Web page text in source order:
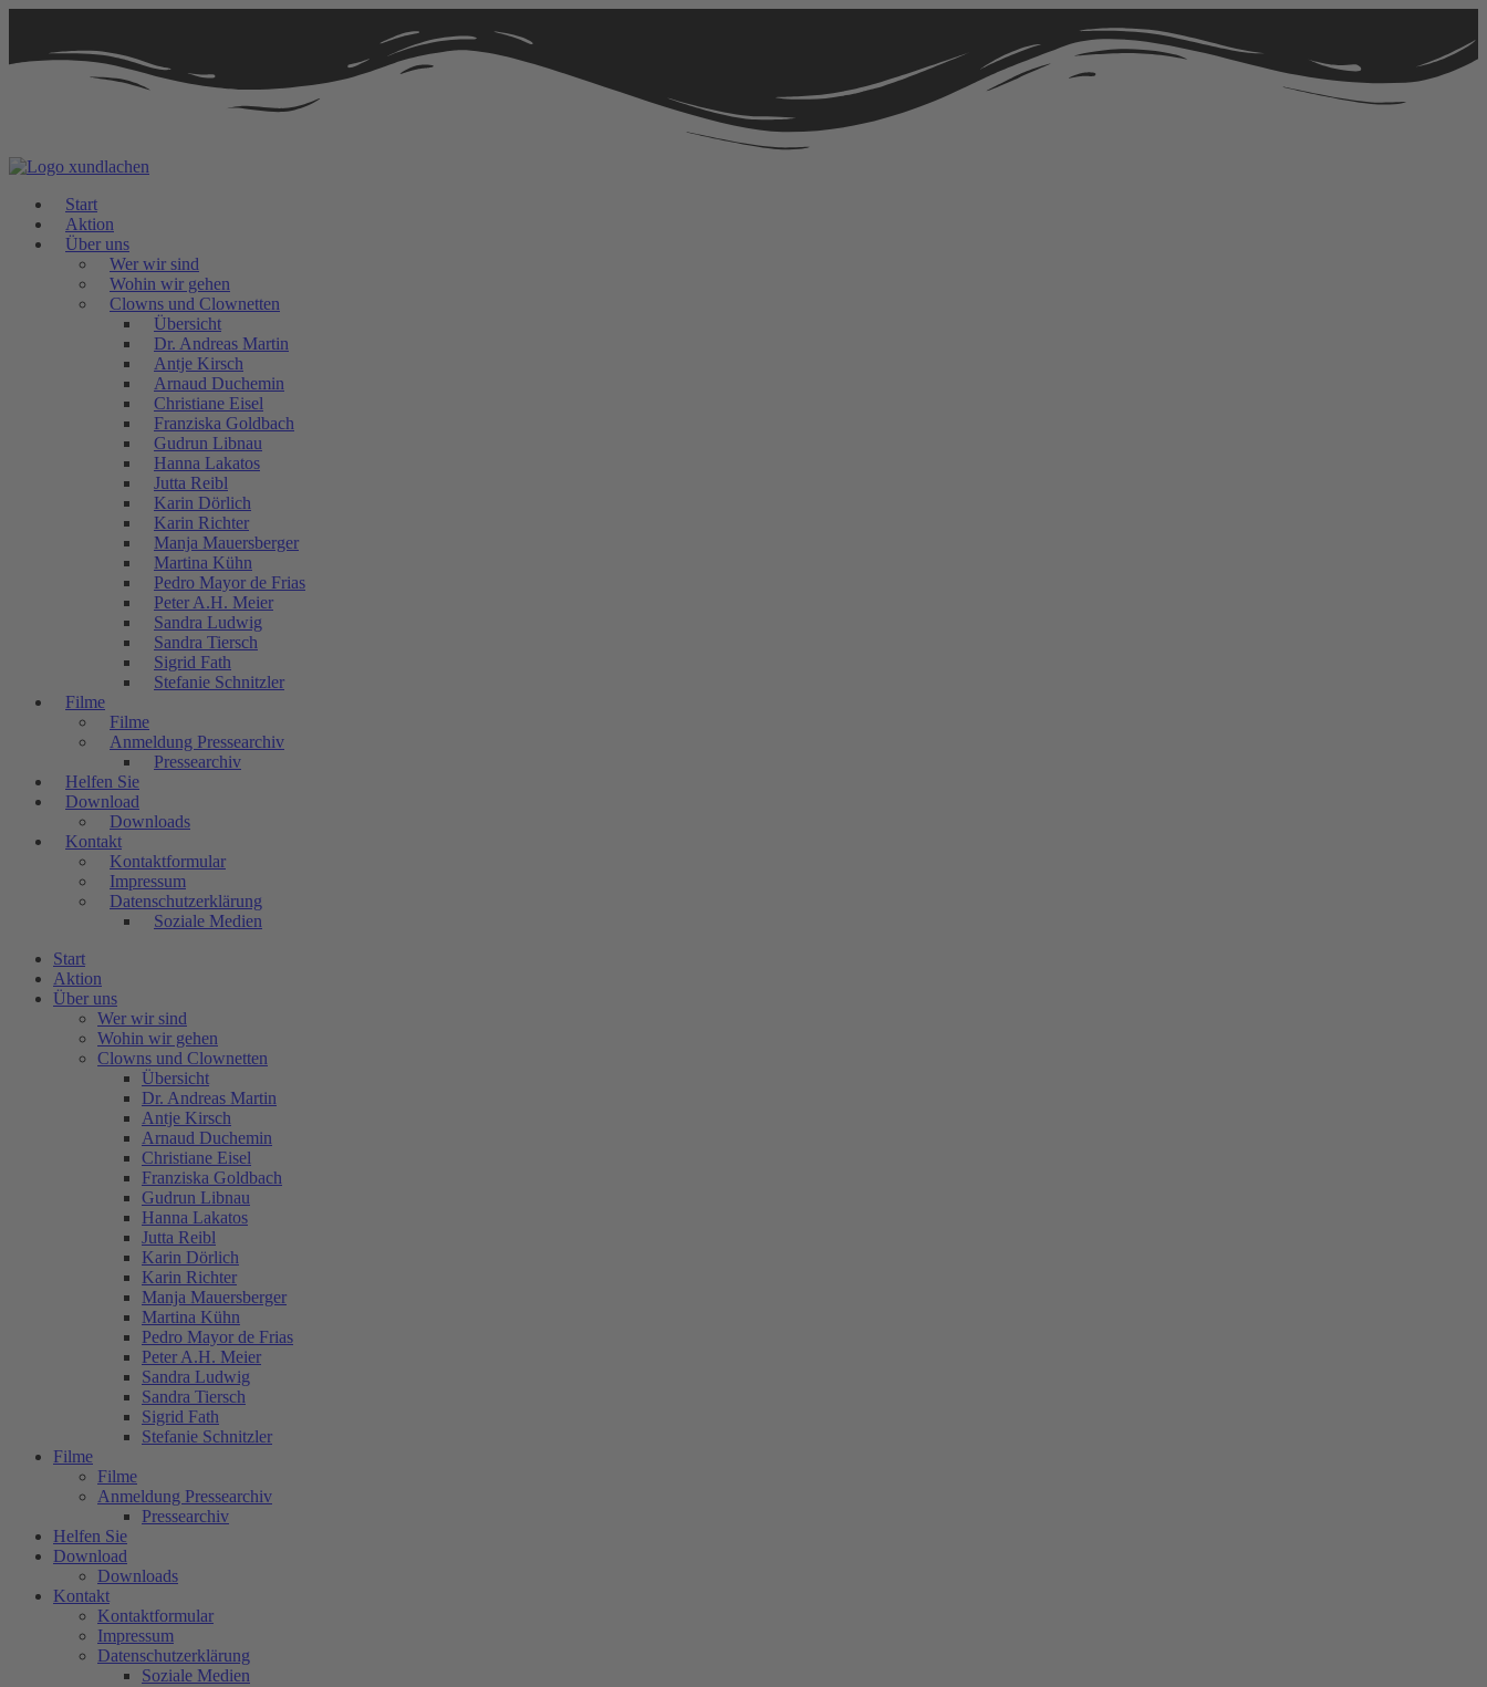
springen
Start
Aktion
Über uns
Wer wir sind
Wohin wir gehen
Clowns und Clownetten
Übersicht
Dr. Andreas Martin
Antje Kirsch
Arnaud Duchemin
Christiane Eisel
Franziska Goldbach
Gudrun Libnau
Hanna Lakatos
Jutta Reibl
Karin Dörlich
Karin Richter
Manja Mauersberger
Martina Kühn
Pedro Mayor de Frias
Peter A.H. Meier
Sandra Ludwig
Sandra Tiersch
Sigrid Fath
Stefanie Schnitzler
Filme
Filme
Anmeldung Pressearchiv
Pressearchiv
Helfen Sie
Download
Downloads
Kontakt
Kontaktformular
Impressum
Datenschutzerklärung
Soziale Medien
Start
Aktion
Über uns
Wer wir sind
Wohin wir gehen
Clowns und Clownetten
Übersicht
Dr. Andreas Martin
Antje Kirsch
Arnaud Duchemin
Christiane Eisel
Franziska Goldbach
Gudrun Libnau
Hanna Lakatos
Jutta Reibl
Karin Dörlich
Karin Richter
Manja Mauersberger
Martina Kühn
Pedro Mayor de Frias
Peter A.H. Meier
Sandra Ludwig
Sandra Tiersch
Sigrid Fath
Stefanie Schnitzler
Filme
Filme
Anmeldung Pressearchiv
Pressearchiv
Helfen Sie
Download
Downloads
Kontakt
Kontaktformular
Impressum
Datenschutzerklärung
Soziale Medien